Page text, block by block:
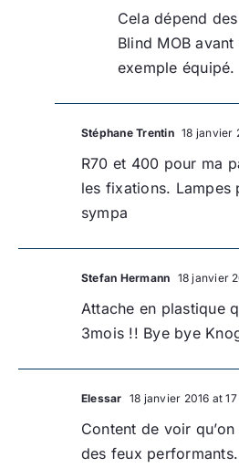
Cela dépend
Blind MOB
exemple équipé.
Stéphane Trentin 18 janvier
R70 et 400 pour ma
les fixations. Lampes
sympa
Stefan Hermann 18 janvier
Attache en plastique
3mois !! Bye bye
Elessar 18 janvier 2016 at
Content de voir
des feux